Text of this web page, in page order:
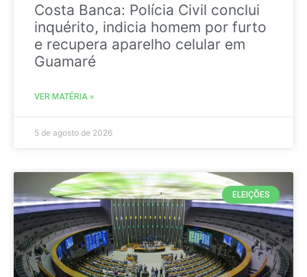
Costa Banca: Polícia Civil conclui
inquérito, indicia homem por furto
e recupera aparelho celular em
Guamaré
VER MATÉRIA »
5 de agosto de 2026
ELEIÇÕES